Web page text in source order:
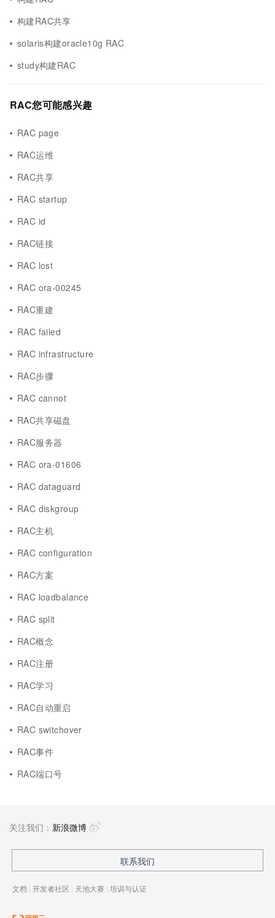
构建RAC共享
solaris构建oracle10g RAC
study构建RAC
RAC您可能感兴趣
RAC page
RAC运维
RAC共享
RAC startup
RAC id
RAC链接
RAC lost
RAC ora-00245
RAC重建
RAC failed
RAC infrastructure
RAC步骤
RAC cannot
RAC共享磁盘
RAC服务器
RAC ora-01606
RAC dataguard
RAC diskgroup
RAC主机
RAC configuration
RAC方案
RAC loadbalance
RAC split
RAC概念
RAC注册
RAC学习
RAC自动重启
RAC switchover
RAC事件
RAC端口号
关注我们： 新浪微博
联系我们
文档 | 开发者社区 | 天池大赛 | 培训与认证